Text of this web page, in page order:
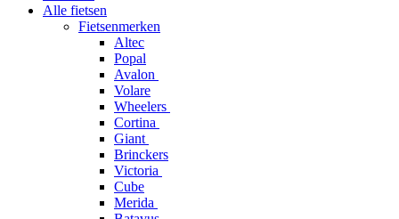
Alle fietsen
Fietsenmerken
Altec
Popal
Avalon
Volare
Wheelers
Cortina
Giant
Brinckers
Victoria
Cube
Merida